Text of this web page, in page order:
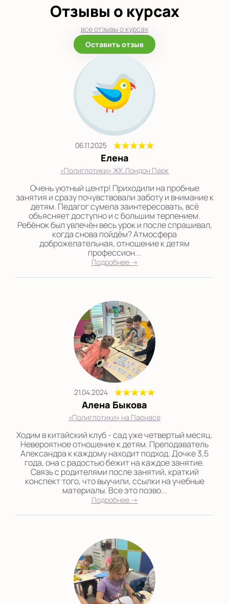
Отзывы о курсах
все отзывы о курсах
Оставить отзыв
06.11.2025
Елена
«Полиглотики» ЖК Лондон Парк
Очень уютный центр! Приходили на пробные
занятия и сразу почувствовали заботу и внимание к
детям. Педагог сумела заинтересовать, всё
объясняет доступно и с большим терпением.
Ребёнок был увлечён весь урок и после спрашивал,
когда снова пойдём? Атмосфера
доброжелательная, отношение к детям
профессион...
Подробнее →
21.04.2024
Алена Быкова
«Полиглотики» на Парнасе
Ходим в китайский клуб - сад уже четвертый месяц.
Невероятное отношение к детям. Преподаватель
Александра к каждому находит подход. Дочке 3,5
года, она с радостью бежит на каждое занятие.
Связь с родителями после занятий, краткий
конспект того, что выучили, ссылки на учебные
материалы. Все это позво...
Подробнее →